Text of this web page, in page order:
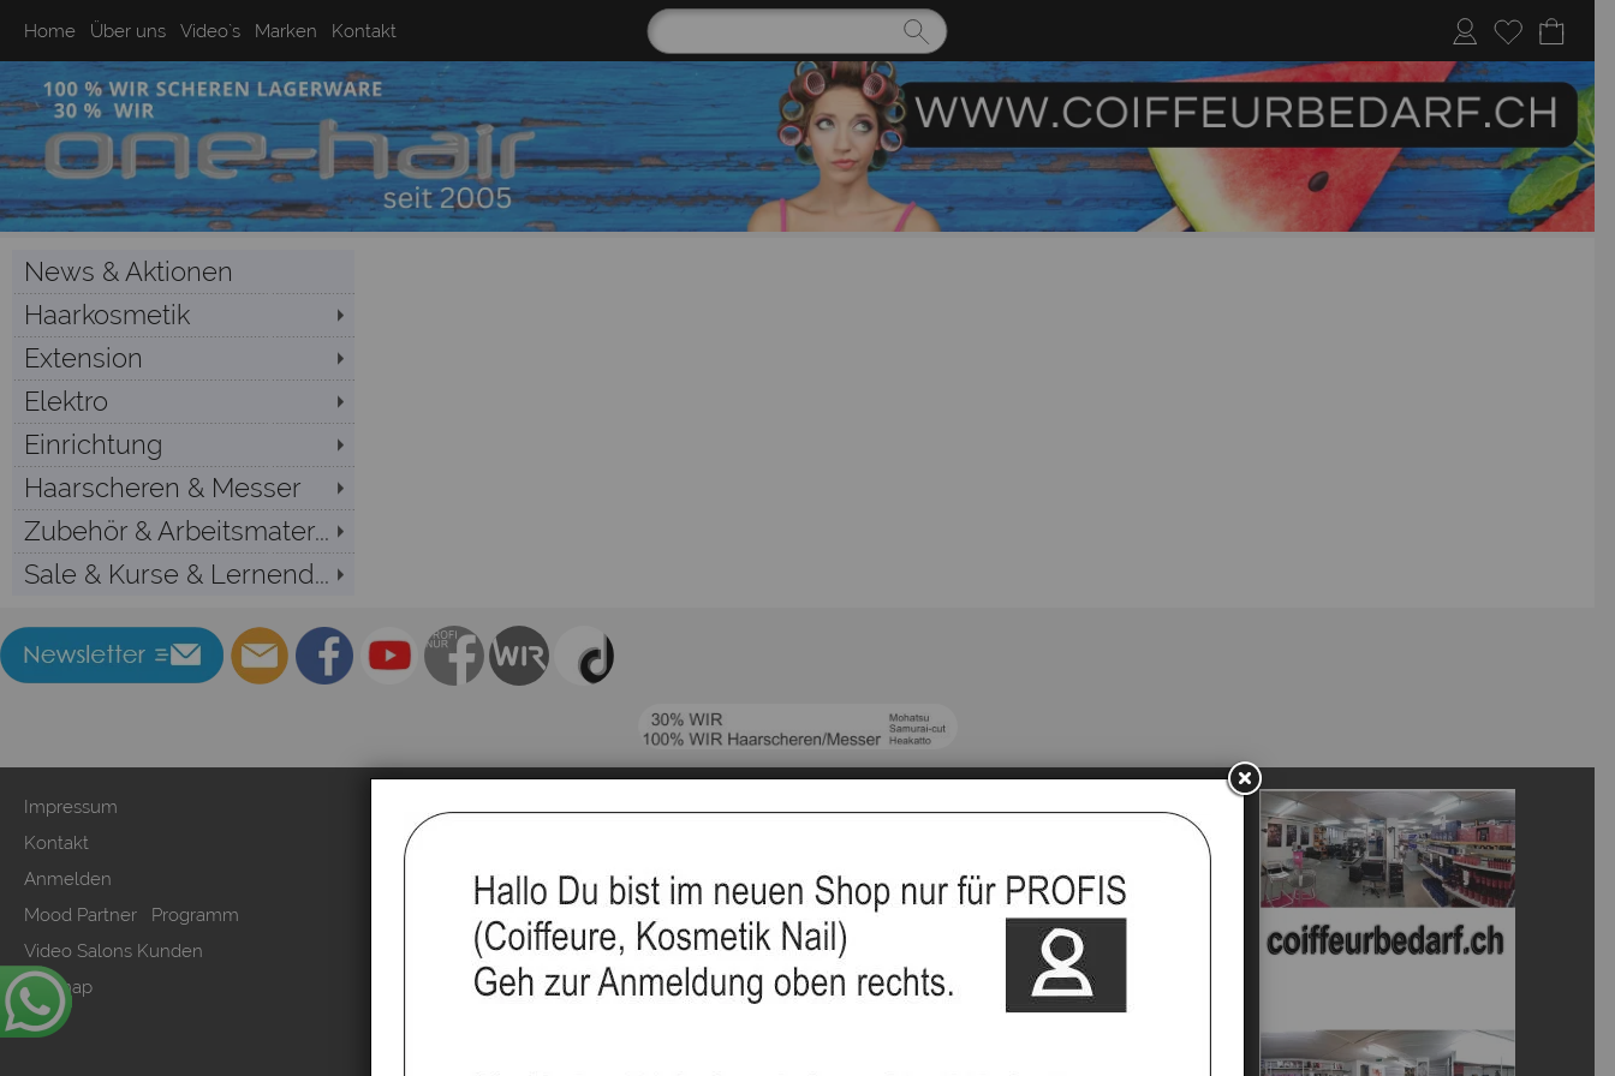
Home Über uns Video`s Marken Kontakt
News & Aktionen
Haarkosmetik
Extension
Elektro
Einrichtung
Haarscheren & Messer
Zubehör & Arbeitsmater...
Sale & Kurse & Lernend...
Impressum
Kontakt
Anmelden
Mood Partner Programm
Video Salons Kunden
Sitemap
Zahlung & Versand
Datenschutzerklärung
Kundeninformationen
Vertrag widerrufen